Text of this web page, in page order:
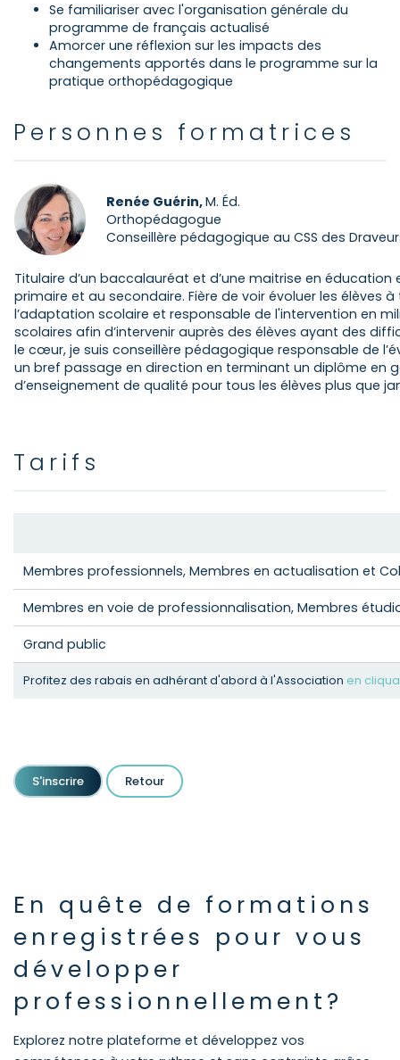
Se familiariser avec l'organisation générale du
programme de français actualisé
Amorcer une réflexion sur les impacts des
changements apportés dans le programme sur la
pratique orthopédagogique
Personnes formatrices
Renée Guérin,M. Éd.
Orthopédagogue
Conseillère pédagogique au CSS des
Titulaire d’un baccalauréat et d’une maitrise en
primaire et au secondaire. Fière de voir évoluer les élèves
l’adaptation scolaire et responsable de l'intervention en
scolaires afin d’intervenir auprès des élèves ayant des
le cœur, je suis conseillère pédagogique responsable de
un bref passage en direction en terminant un diplôme en
d’enseignement de qualité pour tous les élèves plus que
Tarifs
Membres professionnels, Membres en actualisation et
Membres en voie de professionnalisation, Membres
Grand public
Profitez des rabais en adhérant d'abord à l'Association en
S'inscrire Retour
En quête de formations
enregistrées pour vous
développer
professionnellement?
Explorez notre plateforme et développez vos